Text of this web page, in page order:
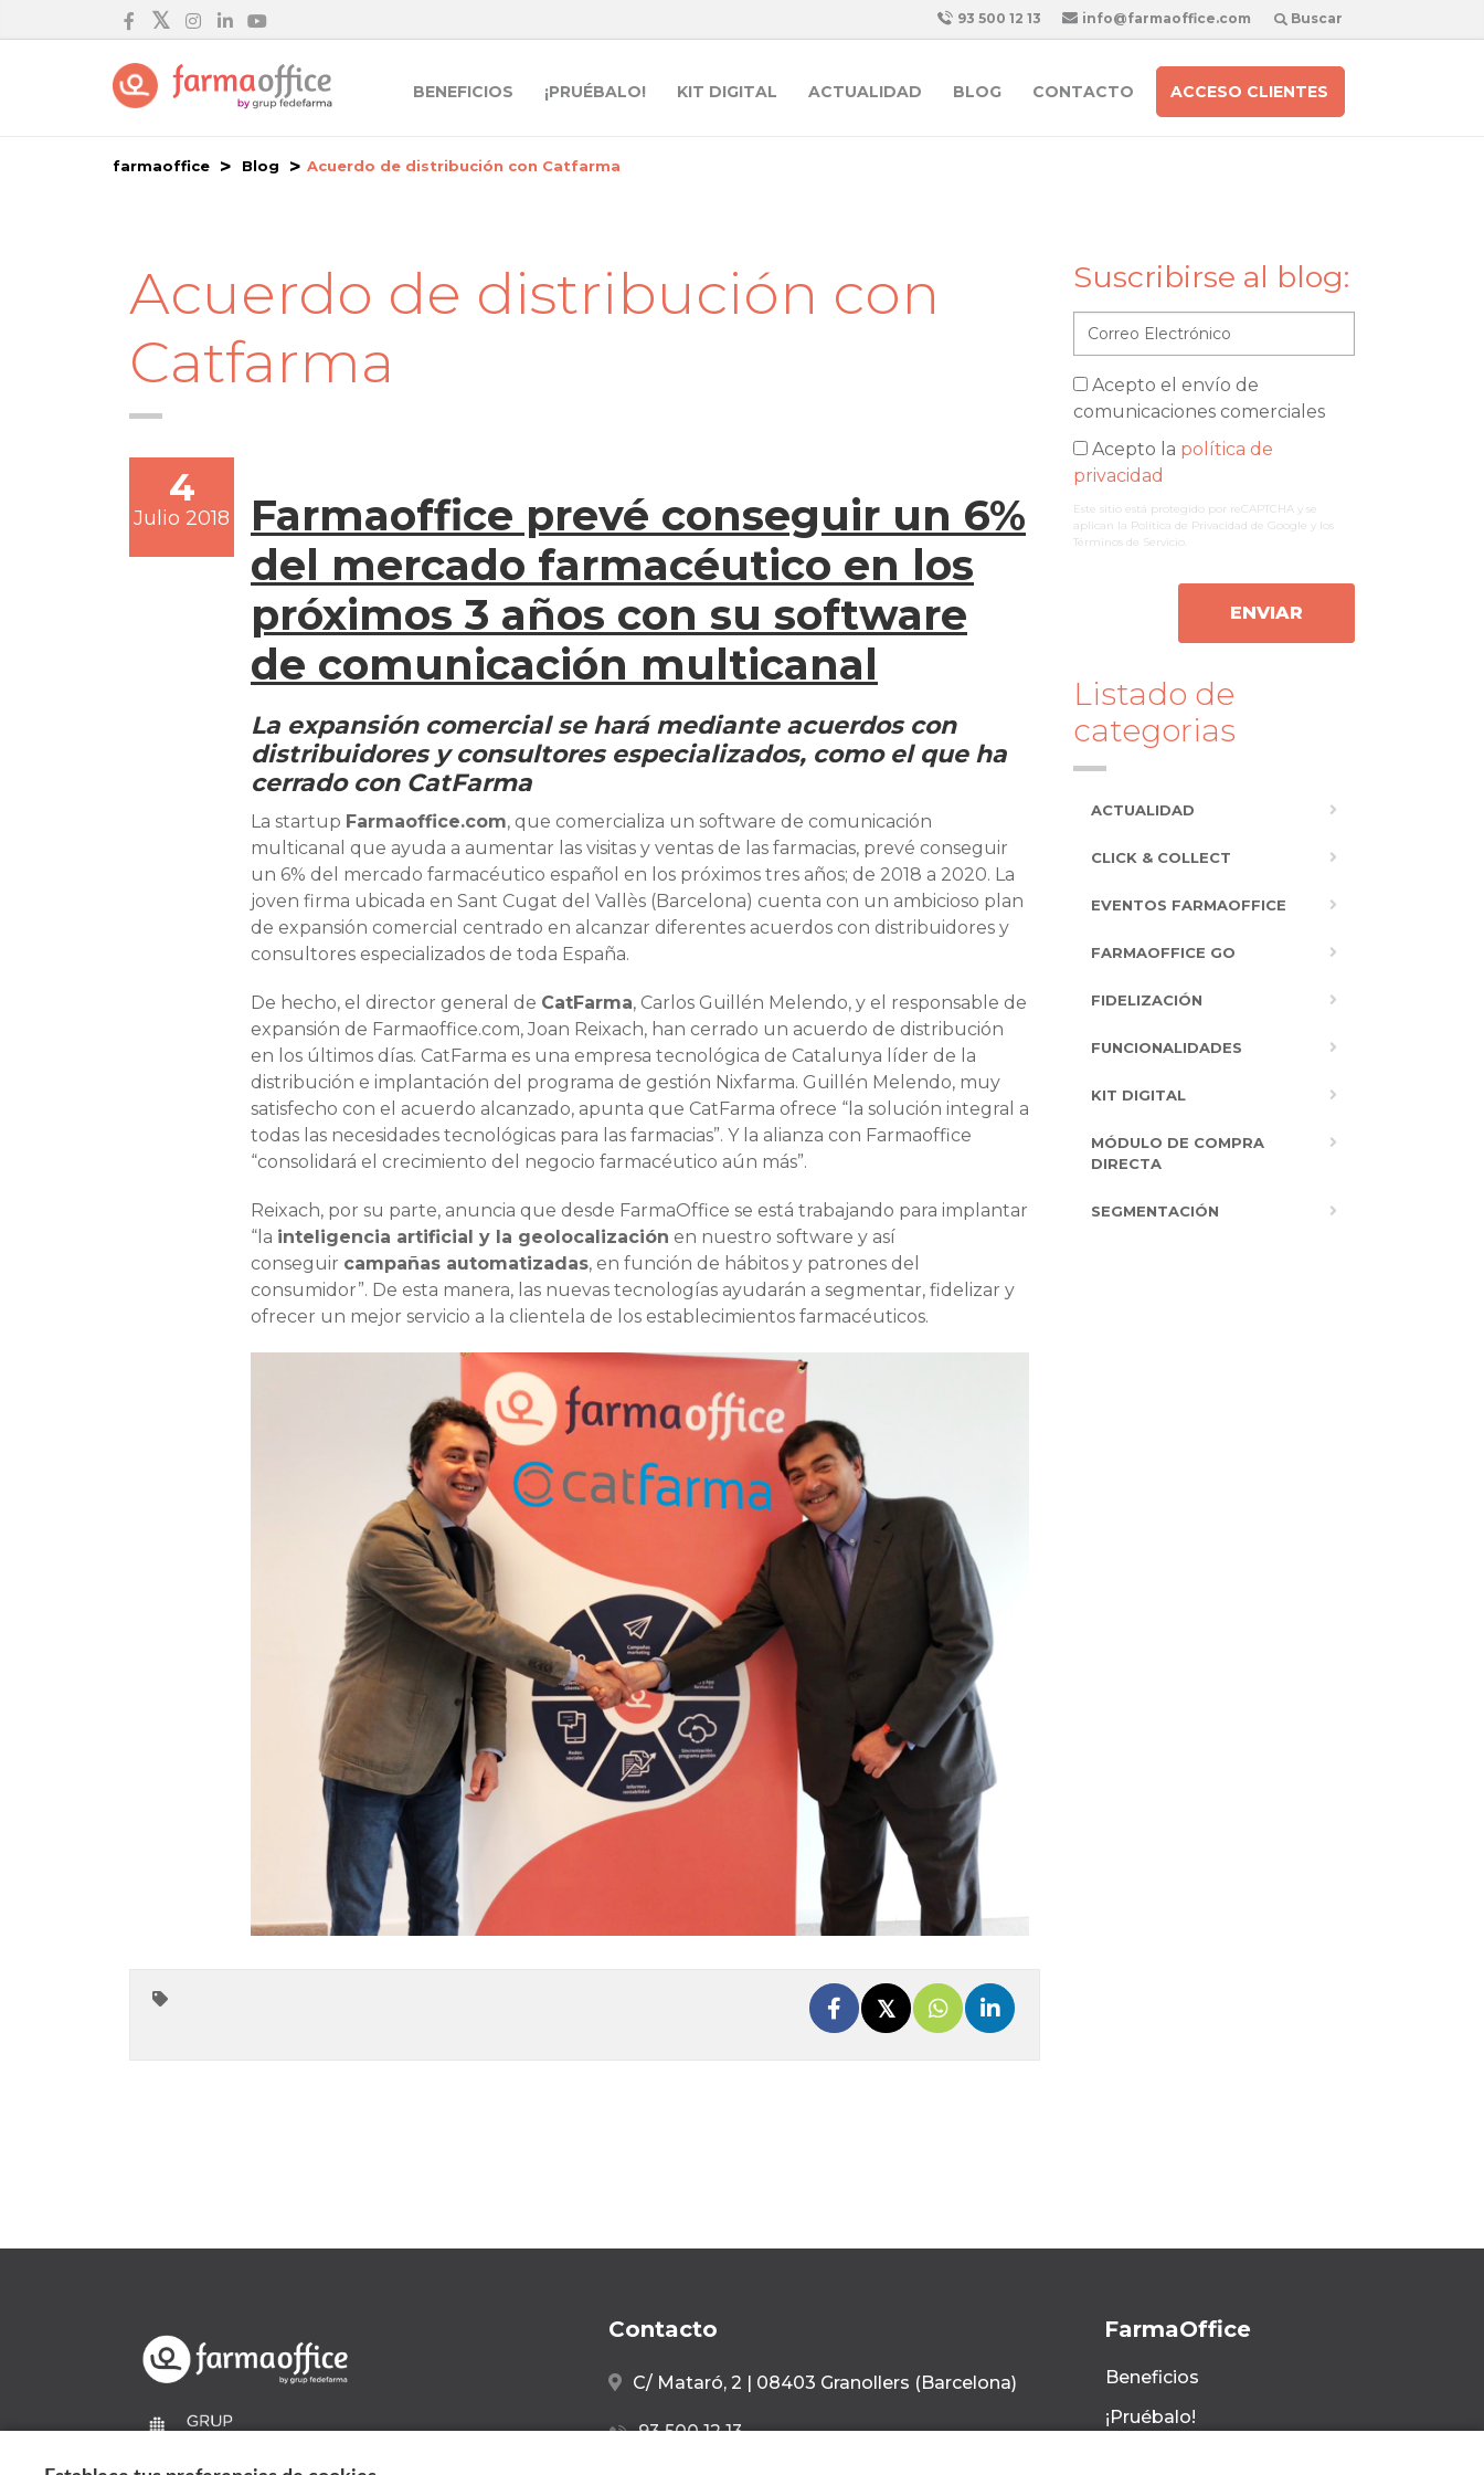
Buscar
93 500 12 13 info@farmaoffice.com
BENEFICIOS ¡PRUÉBALO! KIT DIGITAL ACTUALIDAD BLOG CONTACTO ACCESO CLIENTES
farmaoffice Blog Acuerdo de distribución con Catfarma
Acuerdo de distribución con
Catfarma
4
Julio 2018
Farmaoffice prevé conseguir un 6%
del mercado farmacéutico en los
próximos 3 años con su software
de comunicación multicanal
La expansión comercial se hará mediante acuerdos con
distribuidores y consultores especializados, como el que ha
cerrado con CatFarma
La startup Farmaoffice.com, que comercializa un software de comunicación
multicanal que ayuda a aumentar las visitas y ventas de las farmacias, prevé conseguir
un 6% del mercado farmacéutico español en los próximos tres años; de 2018 a 2020. La
joven firma ubicada en Sant Cugat del Vallès (Barcelona) cuenta con un ambicioso plan
de expansión comercial centrado en alcanzar diferentes acuerdos con distribuidores y
consultores especializados de toda España.
De hecho, el director general de CatFarma, Carlos Guillén Melendo, y el responsable de
expansión de Farmaoffice.com, Joan Reixach, han cerrado un acuerdo de distribución
en los últimos días. CatFarma es una empresa tecnológica de Catalunya líder de la
distribución e implantación del programa de gestión Nixfarma. Guillén Melendo, muy
satisfecho con el acuerdo alcanzado, apunta que CatFarma ofrece “la solución integral a
todas las necesidades tecnológicas para las farmacias”. Y la alianza con Farmaoffice
“consolidará el crecimiento del negocio farmacéutico aún más”.
Reixach, por su parte, anuncia que desde FarmaOffice se está trabajando para implantar
“la inteligencia artificial y la geolocalización en nuestro software y así
conseguir campañas automatizadas, en función de hábitos y patrones del
consumidor”. De esta manera, las nuevas tecnologías ayudarán a segmentar, fidelizar y
ofrecer un mejor servicio a la clientela de los establecimientos farmacéuticos.
Suscribirse al blog:
Acepto el envío de
comunicaciones comerciales
Acepto la política de
privacidad
Este sitio está protegido por reCAPTCHA y se
aplican la Política de Privacidad de Google y los
Términos de Servicio
ENVIAR
Listado de
categorias
ACTUALIDAD
CLICK & COLLECT
EVENTOS FARMAOFFICE
FARMAOFFICE GO
FIDELIZACIÓN
FUNCIONALIDADES
KIT DIGITAL
MÓDULO DE COMPRA
DIRECTA
SEGMENTACIÓN
Contacto
C/ Mataró, 2 | 08403 Granollers (Barcelona)
93 500 12 13
FarmaOffice
Beneficios
¡Pruébalo!